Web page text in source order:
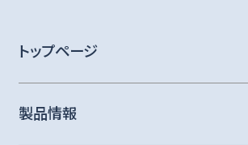
トップページ
製品情報